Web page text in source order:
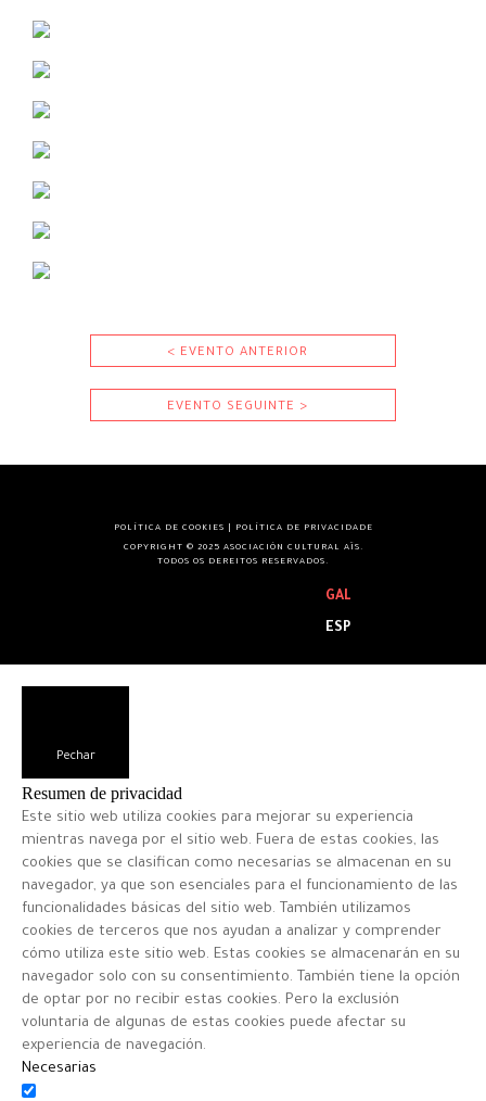
< EVENTO ANTERIOR
EVENTO SEGUINTE >
GAL
ESP
POLÍTICA DE COOKIES
POLÍTICA DE PRIVACIDADE
COPYRIGHT © 2025 ASOCIACIÓN CULTURAL AÏS.
TODOS OS DEREITOS RESERVADOS.
Pechar
Resumen de privacidad
Este sitio web utiliza cookies para mejorar su experiencia
mientras navega por el sitio web. Fuera de estas cookies, las
cookies que se clasifican como necesarias se almacenan en su
navegador, ya que son esenciales para el funcionamiento de las
funcionalidades básicas del sitio web. También utilizamos
cookies de terceros que nos ayudan a analizar y comprender
cómo utiliza este sitio web. Estas cookies se almacenarán en su
navegador solo con su consentimiento. También tiene la opción
de optar por no recibir estas cookies. Pero la exclusión
voluntaria de algunas de estas cookies puede afectar su
experiencia de navegación.
Necesarias